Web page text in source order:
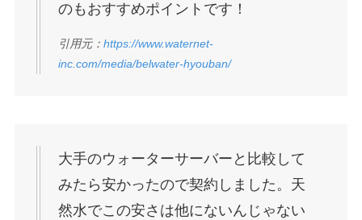
のもおすすめポイントです！
引用元： https://www.waternet-
inc.com/media/belwater-hyouban/
大手のウォーターサーバーと比較して
みたら安かったので契約しました。天
然水でこの安さは他にないんじゃない